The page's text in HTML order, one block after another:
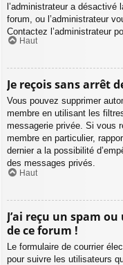
l’administrateur a désactivé
forum, ou l’administrateur
Contactez l’administrateur
Haut
Je reçois sans arrêt
Vous pouvez supprimer
membre en utilisant les
messagerie privée. Si vous
membre en particulier,
dernier a la possibilité
des messages privés.
Haut
J’ai reçu un spam
de ce forum !
Le formulaire de courrier
pour suivre les utilisateurs